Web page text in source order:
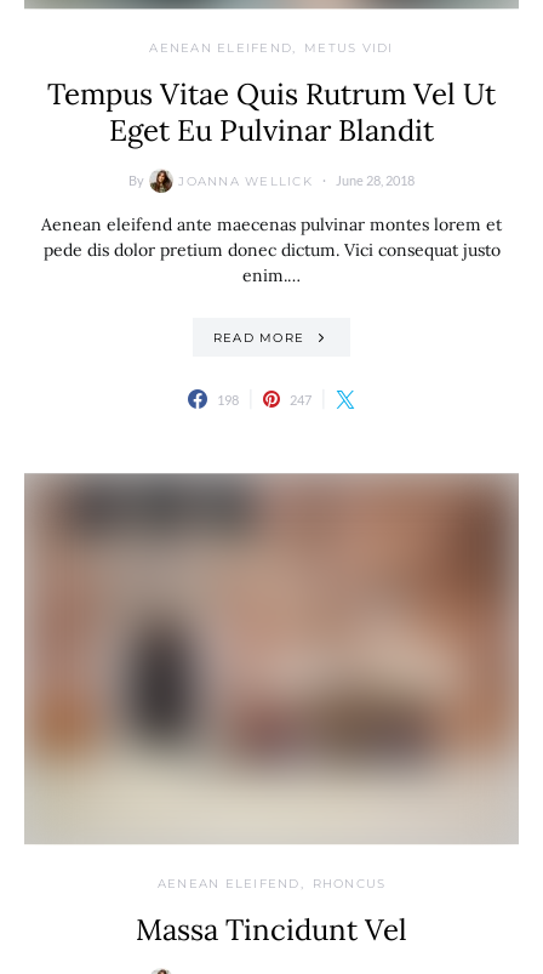
AENEAN ELEIFEND METUS VIDI
Tempus Vitae Quis Rutrum Vel Ut
Eget Eu Pulvinar Blandit
By JOANNA WELLICK June 28, 2018
Aenean eleifend ante maecenas pulvinar montes lorem et
pede dis dolor pretium donec dictum. Vici consequat justo
enim.…
READ MORE
198 247
AENEAN ELEIFEND RHONCUS
Massa Tincidunt Vel